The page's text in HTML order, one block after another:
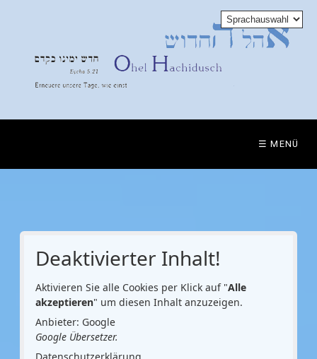
☰ MENÜ
Deaktivierter Inhalt!
Aktivieren Sie alle Cookies per Klick auf "Alle
akzeptieren" um diesen Inhalt anzuzeigen.
Anbieter: Google
Google Übersetzer.